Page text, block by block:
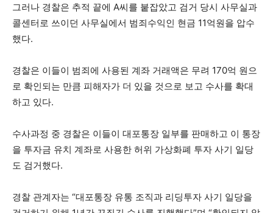
그러나 경찰은 추적 끝에 A씨를 붙잡았고 검거 당시 사무실과
콜센터로 쓰이던 사무실에서 범죄수익인 현금 11억원을 압수
했다.
경찰은 이들이 범죄에 사용된 계좌 거래액은 무려 170억 원으
로 확인되는 만큼 피해자가 더 있을 것으로 보고 수사를 확대
하고 있다.
수사과정 중 경찰은 이들이 대포통장 일부를 판매하고 이 통장
을 투자금 유치 계좌로 사용한 허위 가상화폐 투자 사기 일당
도 검거했다.
경찰 관계자는 “대포통장 유통 조직과 리딩투자 사기 일당을